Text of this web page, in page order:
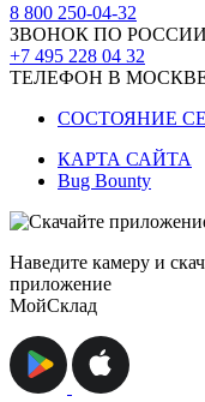
8 800 250-04-32
ЗВОНОК ПО
+7 495 228 04 32
ТЕЛЕФОН В
СОСТОЯНИЕ
КАРТА САЙТА
Bug Bounty
Наведите камеру и
приложение
МойСклад